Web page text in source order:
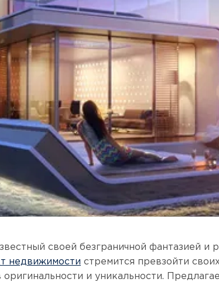
своей безграничной фантазией и
недвижимости стремится превзойти
и уникальности.